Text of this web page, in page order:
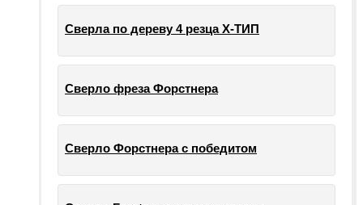
Сверла по дереву 4 резца Х-ТИП
Сверло фреза Форстнера
Сверло Форстнера с победитом